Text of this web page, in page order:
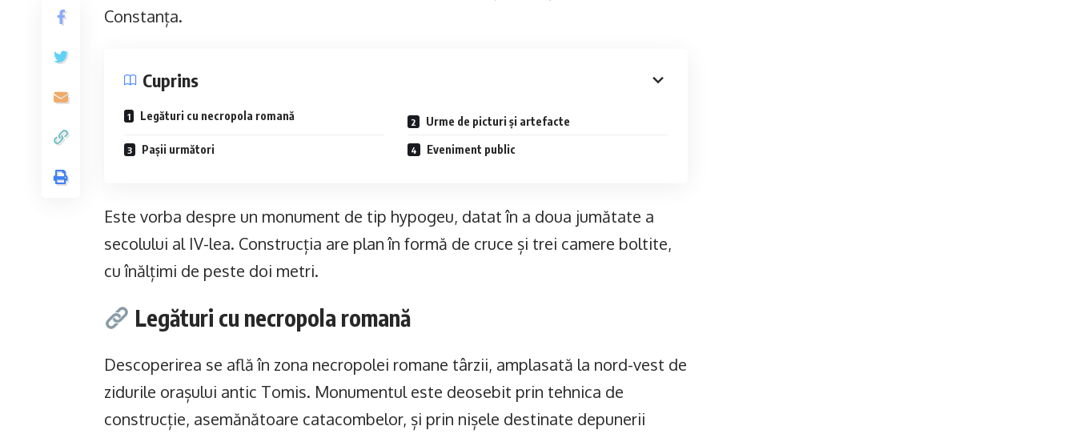
Constanța.
Cuprins
Legături cu necropola romană Urme de picturi și artefacte
Pașii următori Eveniment public
Este vorba despre un monument de tip hypogeu, datat în a doua jumătate a
secolului al IV-lea. Construcția are plan în formă de cruce și trei camere boltite,
cu înălțimi de peste doi metri.
Legături cu necropola romană
Descoperirea se află în zona necropolei romane târzii, amplasată la nord-vest de
zidurile orașului antic Tomis. Monumentul este deosebit prin tehnica de
construcție, asemănătoare catacombelor, și prin nișele destinate depunerii